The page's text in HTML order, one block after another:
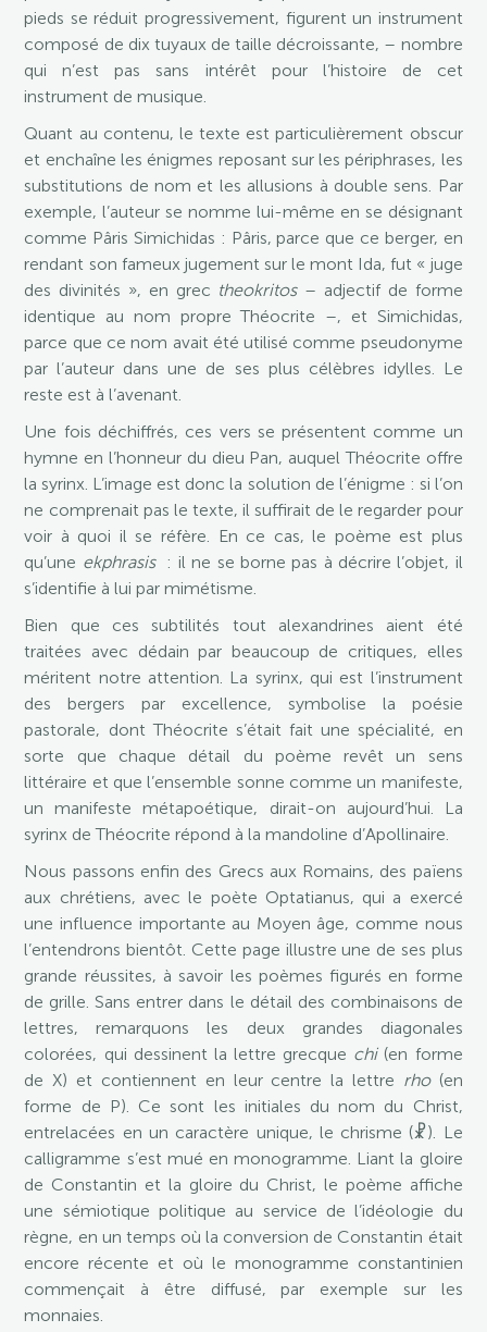
pieds se réduit progressivement, figurent un instrument
composé de dix tuyaux de taille décroissante, – nombre
qui n’est pas sans intérêt pour l’histoire de cet
instrument de musique.
Quant au contenu, le texte est particulièrement obscur
et enchaîne les énigmes reposant sur les périphrases, les
substitutions de nom et les allusions à double sens. Par
exemple, l’auteur se nomme lui-même en se désignant
comme Pâris Simichidas : Pâris, parce que ce berger, en
rendant son fameux jugement sur le mont Ida, fut « juge
des divinités », en grec theokritos– adjectif de forme
identique au nom propre Théocrite –, et Simichidas,
parce que ce nom avait été utilisé comme pseudonyme
par l’auteur dans une de ses plus célèbres idylles. Le
reste est à l’avenant.
Une fois déchiffrés, ces vers se présentent comme un
hymne en l’honneur du dieu Pan, auquel Théocrite offre
la syrinx. L’image est donc la solution de l’énigme : si l’on
ne comprenait pas le texte, il suffirait de le regarder pour
voir à quoi il se réfère. En ce cas, le poème est plus
qu’une ekphrasis : il ne se borne pas à décrire l’objet, il
s’identifie à lui par mimétisme.
Bien que ces subtilités tout alexandrines aient été
traitées avec dédain par beaucoup de critiques, elles
méritent notre attention. La syrinx, qui est l’instrument
des bergers par excellence, symbolise la poésie
pastorale, dont Théocrite s’était fait une spécialité, en
sorte que chaque détail du poème revêt un sens
littéraire et que l’ensemble sonne comme un manifeste,
un manifeste métapoétique, dirait-on aujourd’hui. La
syrinx de Théocrite répond à la mandoline d’Apollinaire.
Nous passons enfin des Grecs aux Romains, des païens
aux chrétiens, avec le poète Optatianus, qui a exercé
une influence importante au Moyen âge, comme nous
l’entendrons bientôt. Cette page illustre une de ses plus
grande réussites, à savoir les poèmes figurés en forme
de grille. Sans entrer dans le détail des combinaisons de
lettres, remarquons les deux grandes diagonales
colorées, qui dessinent la lettre grecque chi(en forme
de X) et contiennent en leur centre la lettre rho(en
forme de P). Ce sont les initiales du nom du Christ,
entrelacées en un caractère unique, le chrisme (☧). Le
calligramme s’est mué en monogramme. Liant la gloire
de Constantin et la gloire du Christ, le poème affiche
une sémiotique politique au service de l’idéologie du
règne, en un temps où la conversion de Constantin était
encore récente et où le monogramme constantinien
commençait à être diffusé, par exemple sur les
monnaies.